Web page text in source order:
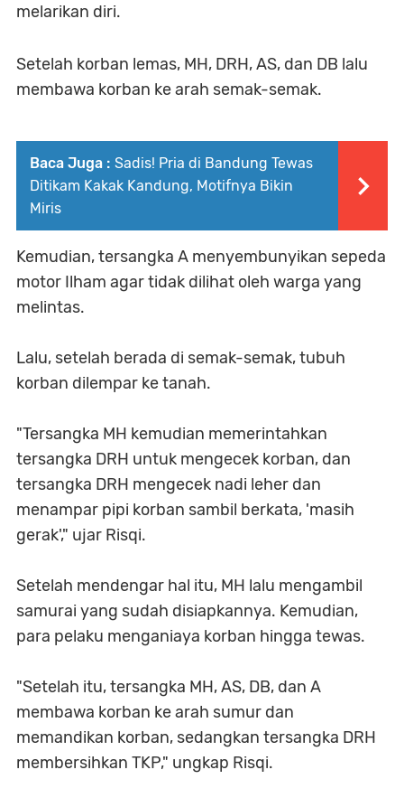
melarikan diri.
Setelah korban lemas, MH, DRH, AS, dan DB lalu
membawa korban ke arah semak-semak.
Baca Juga : Sadis! Pria di Bandung Tewas
Ditikam Kakak Kandung, Motifnya Bikin
Miris
Kemudian, tersangka A menyembunyikan sepeda
motor Ilham agar tidak dilihat oleh warga yang
melintas.
Lalu, setelah berada di semak-semak, tubuh
korban dilempar ke tanah.
"Tersangka MH kemudian memerintahkan
tersangka DRH untuk mengecek korban, dan
tersangka DRH mengecek nadi leher dan
menampar pipi korban sambil berkata, 'masih
gerak'," ujar Risqi.
Setelah mendengar hal itu, MH lalu mengambil
samurai yang sudah disiapkannya. Kemudian,
para pelaku menganiaya korban hingga tewas.
"Setelah itu, tersangka MH, AS, DB, dan A
membawa korban ke arah sumur dan
memandikan korban, sedangkan tersangka DRH
membersihkan TKP," ungkap Risqi.